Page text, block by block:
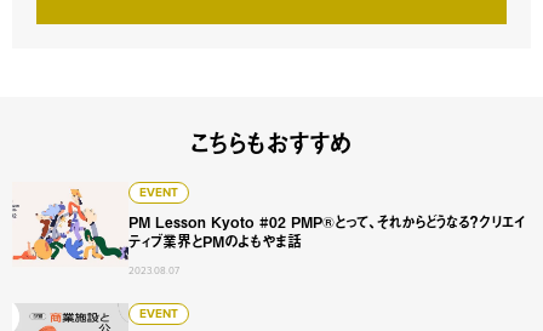
こちらもおすすめ
EVENT
PM Lesson Kyoto #02 PMP®とって、それからどうなる？クリエイ
ティブ業界とPMのよもやま話
2023.08.07
PM Lesson Kyoto #02 PMP®とって、それからどうなる？
EVENT
【アーカイブ配信】商業施設と公共 - 文化のコモンズにまつ